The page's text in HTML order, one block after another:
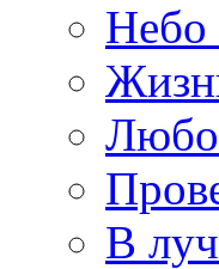
Небо
В